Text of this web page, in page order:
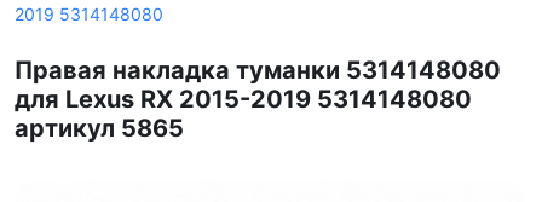
2019 5314148080
Правая накладка туманки 5314148080
для Lexus RX 2015-2019 5314148080
артикул 5865